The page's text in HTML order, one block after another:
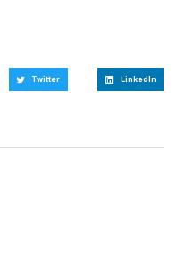
Twitter LinkedIn